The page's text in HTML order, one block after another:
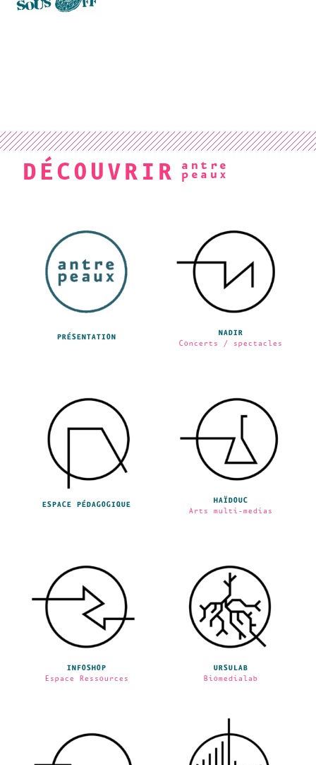
DÉCOUVRIR
PRÉSENTATION
NADIR
Concerts / spectacles
ESPACE PÉDAGOGIQUE
HAÏDOUC
Arts multi-medias
INFOSHOP
Espace Ressources
URSULAB
Biomedialab